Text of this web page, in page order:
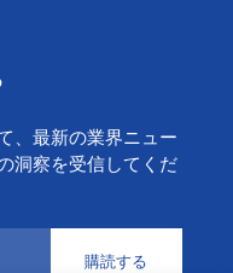
、最新の業界ニュー
洞察を受信してくだ
購読する